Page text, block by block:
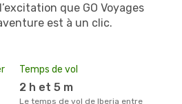
que GO Voyages
est à un clic.
Temps de vol
2 h et 5 m
Le temps de vol de Iberia entre